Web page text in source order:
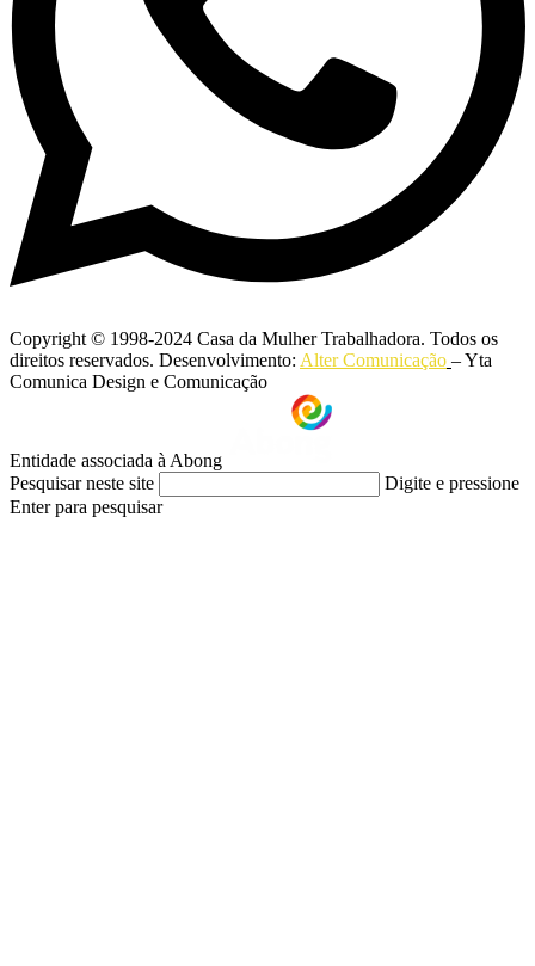
Copyright © 1998-2024 Casa da Mulher Trabalhadora. Todos os
direitos reservados. Desenvolvimento: Alter Comunicação – Yta
Comunica Design e Comunicação
Entidade associada à Abong
Pesquisar neste site
Digite e pressione
Enter para pesquisar